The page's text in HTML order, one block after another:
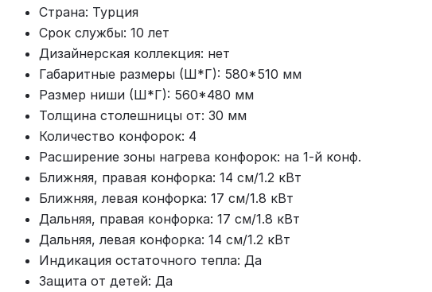
Страна: Турция
Срок службы: 10 лет
Дизайнерская коллекция: нет
Габаритные размеры (Ш*Г): 580*510 мм
Размер ниши (Ш*Г): 560*480 мм
Толщина столешницы от: 30 мм
Количество конфорок: 4
Расширение зоны нагрева конфорок: на 1-й конф.
Ближняя, правая конфорка: 14 см/1.2 кВт
Ближняя, левая конфорка: 17 см/1.8 кВт
Дальняя, правая конфорка: 17 см/1.8 кВт
Дальняя, левая конфорка: 14 см/1.2 кВт
Индикация остаточного тепла: Да
Защита от детей: Да